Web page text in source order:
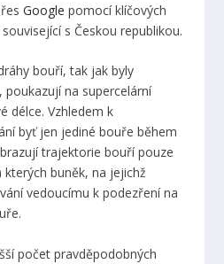
Google pomocí klíčových
s Českou republikou.
bouří, tak jak byly
na supercelární
délce. Vzhledem k
byť jen jediné bouře během
trajektorie bouří pouze
buněk, na jejichž
vedoucímu k podezření na
počet pravděpodobných